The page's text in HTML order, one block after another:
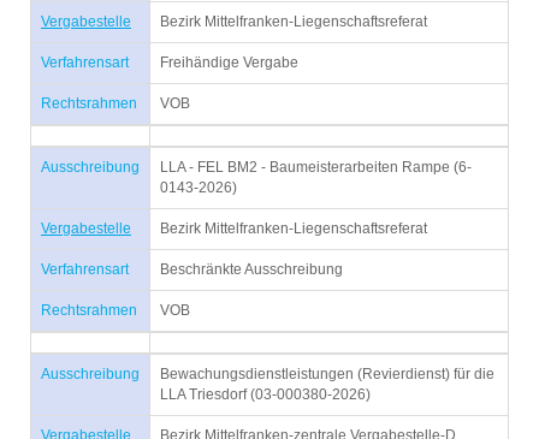
Vergabestelle Bezirk Mittelfranken-Liegenschaftsreferat
Verfahrensart Freihändige Vergabe
Rechtsrahmen VOB
Ausschreibung
LLA - FEL BM2 - Baumeisterarbeiten Rampe (6-
0143-2026)
Vergabestelle Bezirk Mittelfranken-Liegenschaftsreferat
Verfahrensart Beschränkte Ausschreibung
Rechtsrahmen VOB
Ausschreibung
Bewachungsdienstleistungen (Revierdienst) für die
LLA Triesdorf (03-000380-2026)
Vergabestelle Bezirk Mittelfranken-zentrale Vergabestelle-D